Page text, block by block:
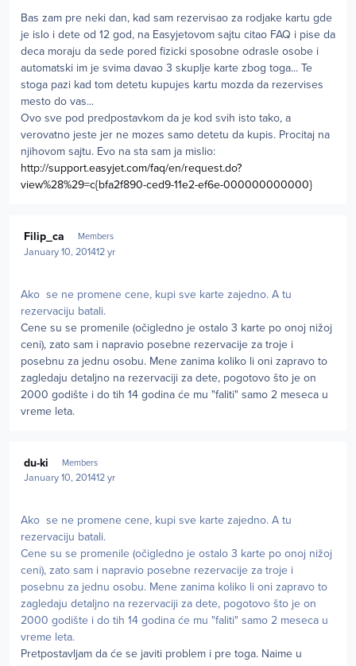
Bas zam pre neki dan, kad sam rezervisao za rodjake kartu gde
je islo i dete od 12 god, na Easyjetovom sajtu citao FAQ i pise da
deca moraju da sede pored fizicki sposobne odrasle osobe i
automatski im je svima davao 3 skuplje karte zbog toga... Te
stoga pazi kad tom detetu kupujes kartu mozda da rezervises
mesto do vas...
Ovo sve pod predpostavkom da je kod svih isto tako, a
verovatno jeste jer ne mozes samo detetu da kupis. Procitaj na
njihovom sajtu. Evo na sta sam ja mislio:
http://support.easyjet.com/faq/en/request.do?
view%28%29=c{bfa2f890-ced9-11e2-ef6e-000000000000}
Filip_ca Members
January 10, 201412 yr
Ako se ne promene cene, kupi sve karte zajedno. A tu
rezervaciju batali.
Cene su se promenile (očigledno je ostalo 3 karte po onoj nižoj
ceni), zato sam i napravio posebne rezervacije za troje i
posebnu za jednu osobu. Mene zanima koliko li oni zapravo to
zagledaju detaljno na rezervaciji za dete, pogotovo što je on
2000 godište i do tih 14 godina će mu "faliti" samo 2 meseca u
vreme leta.
du-ki Members
January 10, 201412 yr
Ako se ne promene cene, kupi sve karte zajedno. A tu
rezervaciju batali.
Cene su se promenile (očigledno je ostalo 3 karte po onoj nižoj
ceni), zato sam i napravio posebne rezervacije za troje i
posebnu za jednu osobu. Mene zanima koliko li oni zapravo to
zagledaju detaljno na rezervaciji za dete, pogotovo što je on
2000 godište i do tih 14 godina će mu "faliti" samo 2 meseca u
vreme leta.
Pretpostavljam da će se javiti problem i pre toga. Naime u